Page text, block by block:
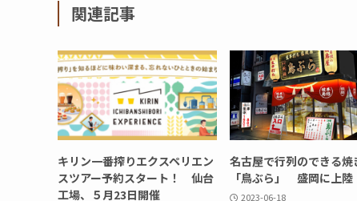
関連記事
キリン一番搾りエクスペリエン
スツアー予約スタート！ 仙台
工場、５月23日開催
名古屋で行列のできる焼
「鳥ぶら」 盛岡に上陸
2023-06-18